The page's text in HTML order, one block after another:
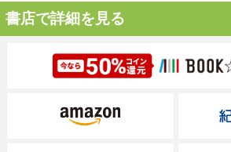
書店で詳細を見る